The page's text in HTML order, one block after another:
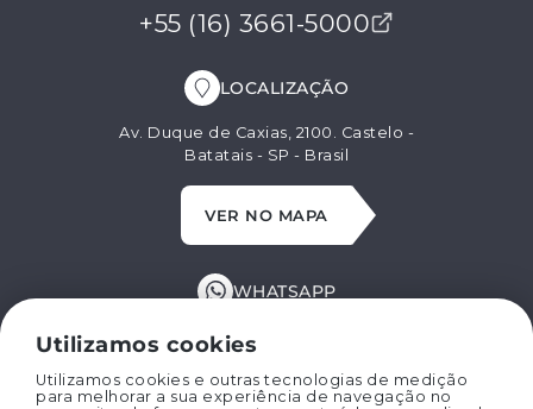
Utilizamos cookies
Utilizamos cookies e outras tecnologias de medição
para melhorar a sua experiência de navegação no
+55 (16) 3661-5000
LOCALIZAÇÃO
Av. Duque de Caxias, 2100. Castelo -
Batatais - SP - Brasil
VER NO MAPA
WHATSAPP
+55 (16) 99629-8662
E-MAIL